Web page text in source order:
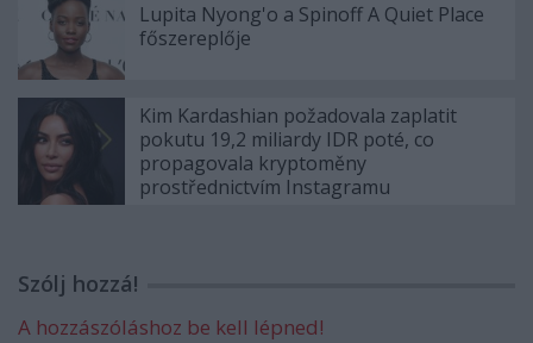
Lupita Nyong'o a Spinoff A Quiet Place
főszereplője
Kim Kardashian požadovala zaplatit
pokutu 19,2 miliardy IDR poté, co
propagovala kryptoměny
prostřednictvím Instagramu
Szólj hozzá!
A hozzászóláshoz be kell lépned!